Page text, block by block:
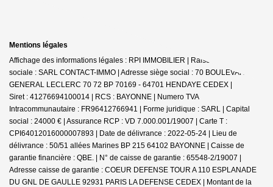
Mentions légales
Affichage des informations légales : RPI IMMOBILIER | Raison
sociale : SARL CONTACT-IMMO | Adresse siège social : 70 BOULEVARD DU
GENERAL LECLERC 70 72 BP 70169 - 64701 HENDAYE CEDEX |
Siret : 41276694100014 | RCS : BAYONNE | Numero TVA
Intracommunautaire : FR96412766941 | Forme juridique : SARL | Capital
social : 24000 € | Assurance RCP : VD 7.000.001/19007 | Carte T :
CPI64012016000007893 | Date de délivrance : 2022-05-24 | Lieu de
délivrance : 50/51 allées Marines BP 215 64102 BAYONNE | Caisse de
garantie financière : QBE. | N° de caisse de garantie : 65548-2/19007 |
Adresse caisse de garantie : COEUR DEFENSE TOUR A 110 ESPLANADE
DU GNL DE GAULLE 92931 PARIS LA DEFENSE CEDEX | Montant de la